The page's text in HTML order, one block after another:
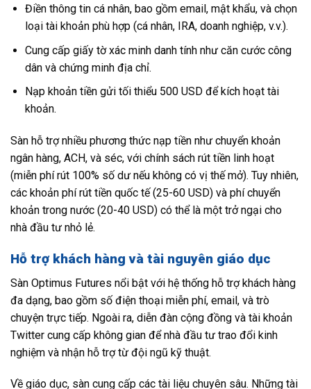
Điền thông tin cá nhân, bao gồm email, mật khẩu, và chọn
loại tài khoản phù hợp (cá nhân, IRA, doanh nghiệp, v.v.).
Cung cấp giấy tờ xác minh danh tính như căn cước công
dân và chứng minh địa chỉ.
Nạp khoản tiền gửi tối thiểu 500 USD để kích hoạt tài
khoản.
Sàn hỗ trợ nhiều phương thức nạp tiền như chuyển khoản
ngân hàng, ACH, và séc, với chính sách rút tiền linh hoạt
(miễn phí rút 100% số dư nếu không có vị thế mở). Tuy nhiên,
các khoản phí rút tiền quốc tế (25-60 USD) và phí chuyển
khoản trong nước (20-40 USD) có thể là một trở ngại cho
nhà đầu tư nhỏ lẻ.
Hỗ trợ khách hàng và tài nguyên giáo dục
Sàn Optimus Futures nổi bật với hệ thống hỗ trợ khách hàng
đa dạng, bao gồm số điện thoại miễn phí, email, và trò
chuyện trực tiếp. Ngoài ra, diễn đàn cộng đồng và tài khoản
Twitter cung cấp không gian để nhà đầu tư trao đổi kinh
nghiệm và nhận hỗ trợ từ đội ngũ kỹ thuật.
Về giáo dục, sàn cung cấp các tài liệu chuyên sâu. Những tài